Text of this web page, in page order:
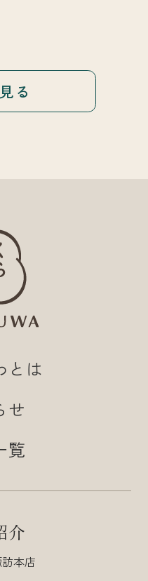
る
とは
せ
覧
介
本店